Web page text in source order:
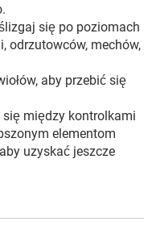
się po poziomach
odrzutowców, mechów,
aby przebić się
się między kontrolkami
elementom
uzyskać jeszcze